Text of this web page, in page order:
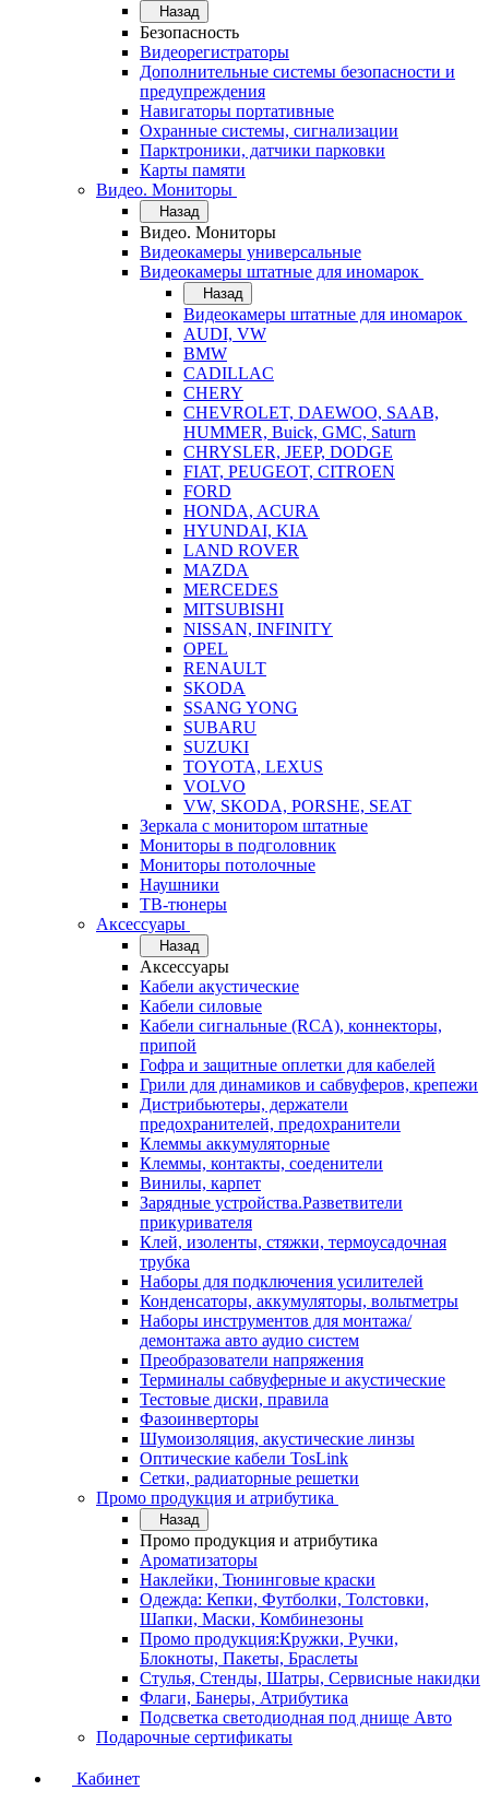
Назад
Безопасность
Видеорегистраторы
Дополнительные системы безопасности и
предупреждения
Навигаторы портативные
Охранные системы, сигнализации
Парктроники, датчики парковки
Карты памяти
Видео. Мониторы
Назад
Видео. Мониторы
Видеокамеры универсальные
Видеокамеры штатные для иномарок
Назад
Видеокамеры штатные для иномарок
AUDI, VW
BMW
CADILLAC
CHERY
CHEVROLET, DAEWOO, SAAB,
HUMMER, Buick, GMC, Saturn
CHRYSLER, JEEP, DODGE
FIAT, PEUGEOT, CITROEN
FORD
HONDA, ACURA
HYUNDAI, KIA
LAND ROVER
MAZDA
MERCEDES
MITSUBISHI
NISSAN, INFINITY
OPEL
RENAULT
SKODA
SSANG YONG
SUBARU
SUZUKI
TOYOTA, LEXUS
VOLVO
VW, SKODA, PORSHE, SEAT
Зеркала с монитором штатные
Мониторы в подголовник
Мониторы потолочные
Наушники
ТВ-тюнеры
Аксессуары
Назад
Аксессуары
Кабели акустические
Кабели силовые
Кабели сигнальные (RCA), коннекторы,
припой
Гофра и защитные оплетки для кабелей
Грили для динамиков и сабвуферов, крепежи
Дистрибьютеры, держатели
предохранителей, предохранители
Клеммы аккумуляторные
Клеммы, контакты, соеденители
Винилы, карпет
Зарядные устройства.Разветвители
прикуривателя
Клей, изоленты, стяжки, термоусадочная
трубка
Наборы для подключения усилителей
Конденсаторы, аккумуляторы, вольтметры
Наборы инструментов для монтажа/
демонтажа авто аудио систем
Преобразователи напряжения
Терминалы сабвуферные и акустические
Тестовые диски, правила
Фазоинверторы
Шумоизоляция, акустические линзы
Оптические кабели TosLink
Сетки, радиаторные решетки
Промо продукция и атрибутика
Назад
Промо продукция и атрибутика
Ароматизаторы
Наклейки, Тюнинговые краски
Одежда: Кепки, Футболки, Толстовки,
Шапки, Маски, Комбинезоны
Промо продукция:Кружки, Ручки,
Блокноты, Пакеты, Браслеты
Стулья, Стенды, Шатры, Сервисные накидки
Флаги, Банеры, Атрибутика
Подсветка светодиодная под днище Авто
Подарочные сертификаты
Кабинет